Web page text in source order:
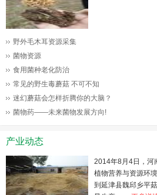
野外毛木耳资源采集
菌物资源
食用菌种老化防治
常见的野生毒蘑菇 不可不知
迷幻蘑菇会怎样折腾你的大脑？
菌物药——未来菌物发展方向!
产业动态
2014年8月4日，河
植物营养与资源环
到延津县魏邱乡平